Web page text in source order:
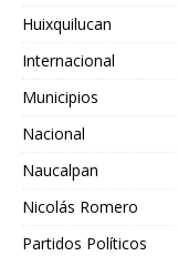
Huixquilucan
Internacional
Municipios
Nacional
Naucalpan
Nicolás Romero
Partidos Políticos